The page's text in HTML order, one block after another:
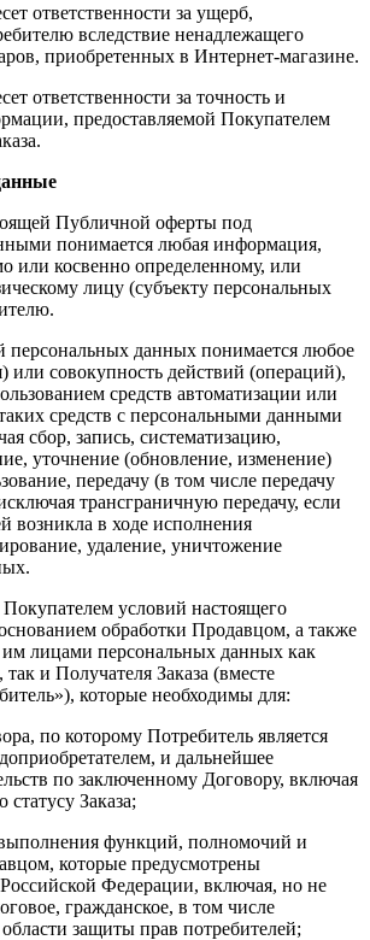
ответственности за ущерб,
вследствие ненадлежащего
приобретенных в Интернет-магазине.
ответственности за точность и
предоставляемой Покупателем
Публичной оферты под
понимается любая информация,
или косвенно определенному, или
лицу (субъекту персональных
персональных данных понимается любое
или совокупность действий (операций),
средств автоматизации или
средств с персональными данными
сбор, запись, систематизацию,
уточнение (обновление, изменение)
передачу (в том числе передачу
трансграничную передачу, если
возникла в ходе исполнения
удаление, уничтожение
условий настоящего
обработки Продавцом, а также
лицами персональных данных как
и Получателя Заказа (вместе
которые необходимы для:
по которому Потребитель является
и дальнейшее
по заключенному Договору, включая
Заказа;
функций, полномочий и
которые предусмотрены
Российской Федерации, включая, но не
гражданское, в том числе
области защиты прав потребителей;